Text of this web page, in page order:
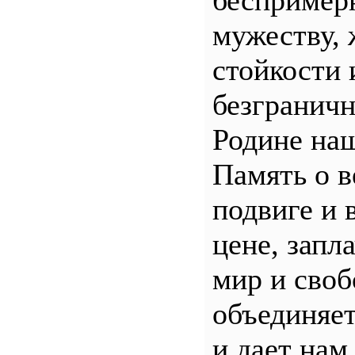
мужеству,
стойкости
Родине
Память о
подвиге и
цене,
мир и